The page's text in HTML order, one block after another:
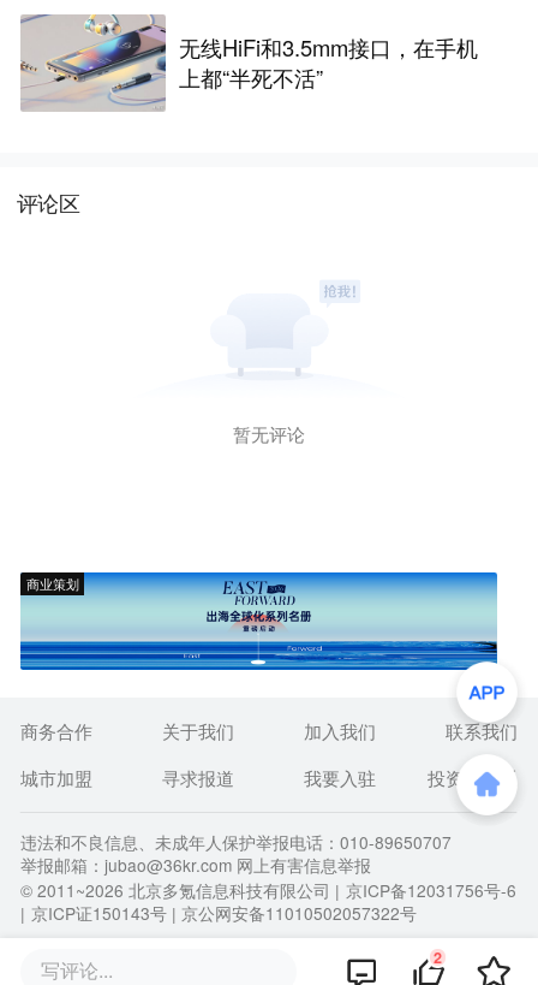
无线HiFi和3.5mm接口，在手机
上都“半死不活”
评论区
暂无评论
商业策划
写评论... 2
商务合作 关于我们 加入我们
联系我们
城市加盟
寻求报道 我要入驻 投资者关系
违法和不良信息、未成年人保护举报电话：010-89650707
举报邮箱：jubao@36kr.com 网上有害信息举报
© 2011~2026 北京多氪信息科技有限公司 | 京ICP备12031756号-6
| 京ICP证150143号 | 京公网安备11010502057322号